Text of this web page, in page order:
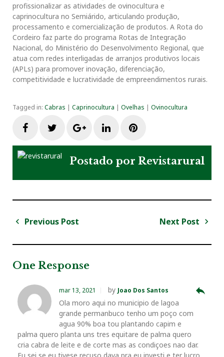
profissionalizar as atividades de ovinocultura e
caprinocultura no Semiárido, articulando produção,
processamento e comercialização de produtos. A Rota do
Cordeiro faz parte do programa Rotas de Integração
Nacional, do Ministério do Desenvolvimento Regional, que
atua com redes interligadas de arranjos produtivos locais
(APLs) para promover inovação, diferenciação,
competitividade e lucratividade de empreendimentos rurais.
Tagged in: Cabras | Caprinocultura | Ovelhas | Ovinocultura
a
c
e
k
w
i
t
G
o
g
n
k
n
i
n
t
s
t
Postado por Revistarural
N
e
a
ç
o
d
Previous Post
e
i
o
u
P
o
Next Post
P
One Response
mar 13, 2021 by Joao Dos Santos
Ola moro aqui no municipio de lagoa
grande permanbuco tenho um poço com
agua 90% boa tou plantando capim e
palma quero planta uns tres equitare de palma quero
cria cabra de leite e de corte mas as condiçoes nao dar.
reply